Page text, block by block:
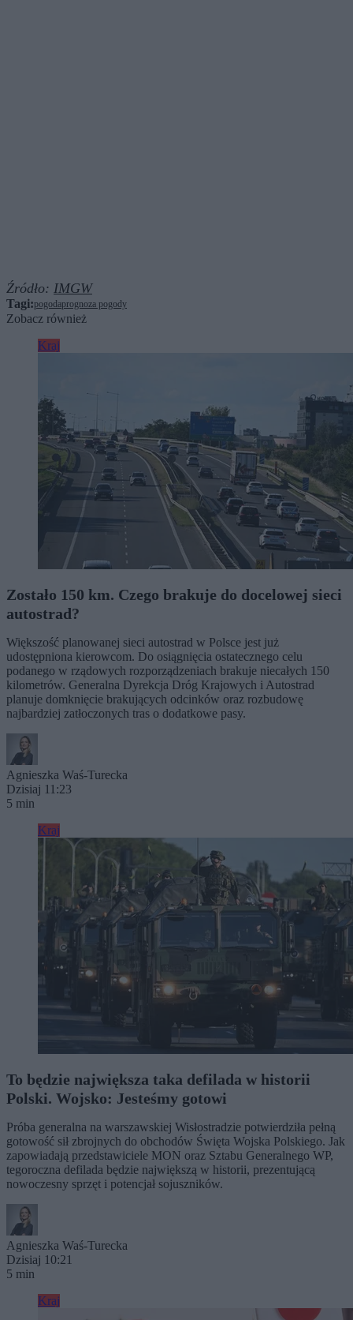
Źródło: IMGW
Tagi:pogodaprognoza pogody
Zobacz również
Kraj
Zostało 150 km. Czego brakuje do docelowej sieci
autostrad?
Większość planowanej sieci autostrad w Polsce jest już
udostępniona kierowcom. Do osiągnięcia ostatecznego celu
podanego w rządowych rozporządzeniach brakuje niecałych 150
kilometrów. Generalna Dyrekcja Dróg Krajowych i Autostrad
planuje domknięcie brakujących odcinków oraz rozbudowę
najbardziej zatłoczonych tras o dodatkowe pasy.
Agnieszka Waś-Turecka
Dzisiaj 11:23
5 min
Kraj
To będzie największa taka defilada w historii
Polski. Wojsko: Jesteśmy gotowi
Próba generalna na warszawskiej Wisłostradzie potwierdziła pełną
gotowość sił zbrojnych do obchodów Święta Wojska Polskiego. Jak
zapowiadają przedstawiciele MON oraz Sztabu Generalnego WP,
tegoroczna defilada będzie największą w historii, prezentującą
nowoczesny sprzęt i potencjał sojuszników.
Agnieszka Waś-Turecka
Dzisiaj 10:21
5 min
Kraj